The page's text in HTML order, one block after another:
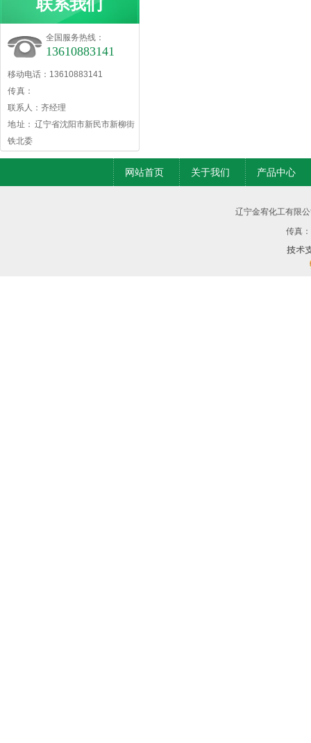
联系我们
全国服务热线：
13610883141
移动电话：13610883141
传 真：
联系人：齐经理
地 址： 辽宁省沈阳市新民市新柳街
铁北委
网站首页 关于我们 产品中心
辽宁金宥化工有限
传真